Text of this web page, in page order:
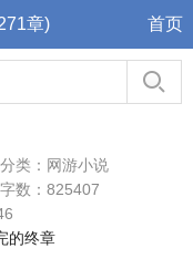
章) 首页
分类：网游小说
字数：825407
的终章